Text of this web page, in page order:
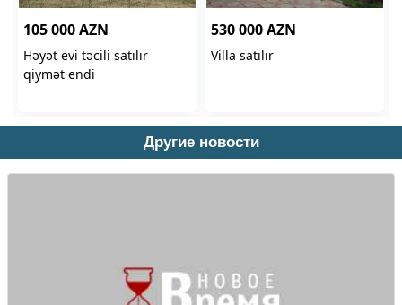
Другие новости